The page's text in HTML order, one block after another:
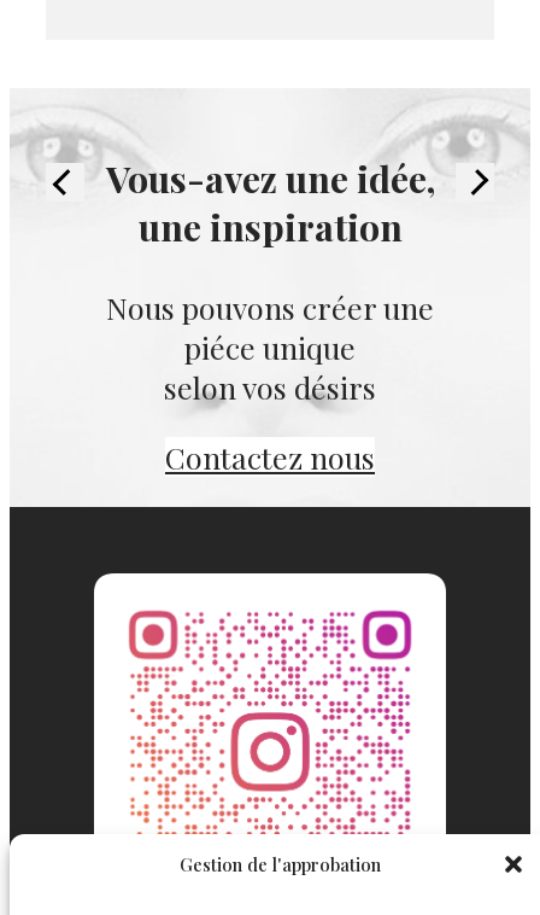
Gestion de l'approbation
Précédent Suivant
Vous-avez une idée,
une inspiration
Nous pouvons créer une
piéce unique
selon vos désirs
Contactez nous